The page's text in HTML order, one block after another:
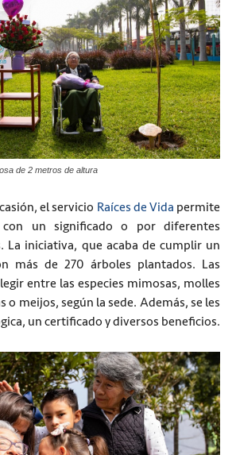
de 2 metros de altura
el servicio Raíces de Vida permite
un significado o por diferentes
La iniciativa, que acaba de cumplir un
más de 270 árboles plantados. Las
entre las especies mimosas, molles
o meijos, según la sede. Además, se les
un certificado y diversos beneficios.